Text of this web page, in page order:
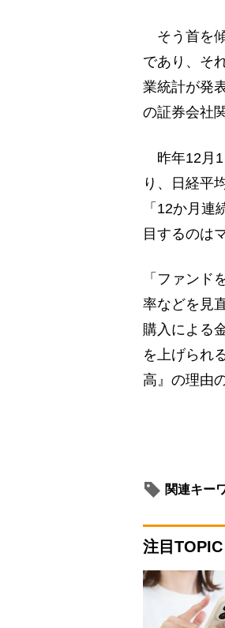
そう首を
であり、そ
業統計が発
の証券会社
昨年12月1
り、日経平
「12か月
目するのは
「ファンド
率などを見
購入による
を上げられ
高』の理由
関連キー
注目TOPIC